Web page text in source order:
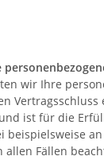
wir Ihre
ist für die
beispielsweise
Fällen